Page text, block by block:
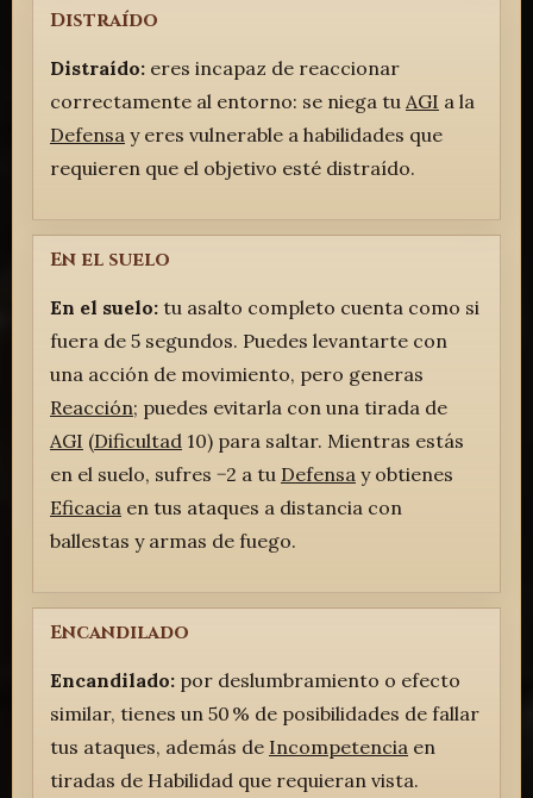
Distraído
Distraído:eres incapaz de reaccionar
correctamente al entorno: se niega tu AGI a la
Defensay eres vulnerable a habilidades que
requieren que el objetivo esté distraído.
En el suelo
En el suelo:tu asalto completo cuenta como si
fuera de 5 segundos. Puedes levantarte con
una acción de movimiento, pero generas
Reacción; puedes evitarla con una tirada de
AGI (Dificultad10) para saltar. Mientras estás
en el suelo, sufres −2 a tu Defensay obtienes
Eficaciaen tus ataques a distancia con
ballestas y armas de fuego.
Encandilado
Encandilado:por deslumbramiento o efecto
similar, tienes un 50 % de posibilidades de fallar
tus ataques, además de Incompetencia en
tiradas de Habilidad que requieran vista.